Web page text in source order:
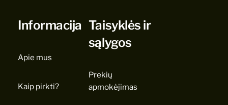
Informacija
Apie mus
Kaip pirkti?
Taisyklės ir
sąlygos
Prekių
apmokėjimas